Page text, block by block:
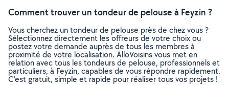
Comment trouver un tondeur de pelouse à Feyzin ?
Vous cherchez un tondeur de pelouse près de chez vous ?
Sélectionnez directement les offreurs de votre choix ou
postez votre demande auprès de tous les membres à
proximité de votre localisation. AlloVoisins vous met en
relation avec tous les tondeurs de pelouse, professionnels et
particuliers, à Feyzin, capables de vous répondre rapidement.
C’est gratuit, simple et rapide pour réaliser tous vos projets !